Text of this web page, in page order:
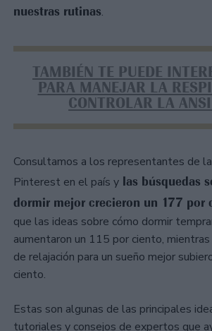
nuestras rutinas.
TAMBIÉN TE PUEDE
PARA MANEJAR LA
CONTROLAR LA
Consultamos a los representantes de
Pinterest en el país y las búsquedas
dormir mejor crecieron un 177 por
que las ideas sobre cómo dormir
aumentaron un 115 por ciento,
de relajación para un sueño mejor
ciento.
Estas son algunas de las principales
tutoriales y consejos de expertos que